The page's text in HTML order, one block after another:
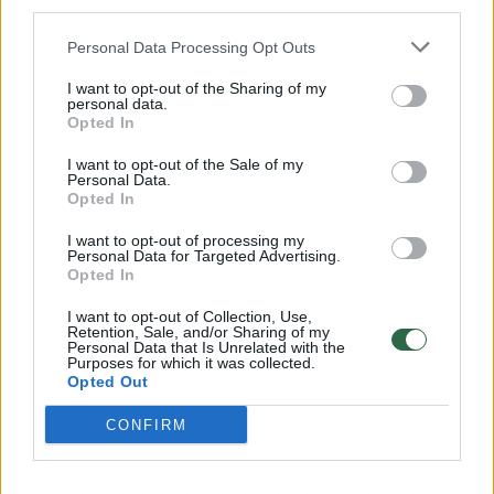
Personal Data Processing Opt Outs
I want to opt-out of the Sharing of my
personal data.
Opted In
I want to opt-out of the Sale of my
Personal Data.
Opted In
I want to opt-out of processing my
Personal Data for Targeted Advertising.
Opted In
I want to opt-out of Collection, Use,
Retention, Sale, and/or Sharing of my
Personal Data that Is Unrelated with the
Purposes for which it was collected.
Opted Out
CONFIRM
32 laipsnių šilumos
Žinios | Orai
V. Zalužno pasisakymą laiko bandymu įsitvirtinti
Ukrainos politikoje: jis yra neteisus
Laidos | Nauja diena
00:00:57
Sinoptikai atsakė, kokiais orais užbaigsime darbo
Žinios | Orai
Visi įrašai